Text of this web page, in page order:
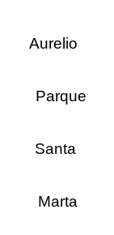
Aurelio
Parque
Santa